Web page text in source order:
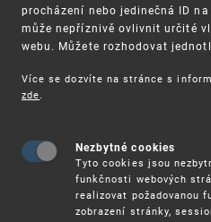
VAROVÁNÍ
Finanční podpora
procházení nebo jedinečná ID
může nepříznivě ovlivnit určité
webu. Můžete rozhodovat
Více se dozvíte na stránce s
zde.
Nezbytné cookies
Tyto cookies jsou
funkčnosti webových
realizovat požadovanou
zobrazení stránky,